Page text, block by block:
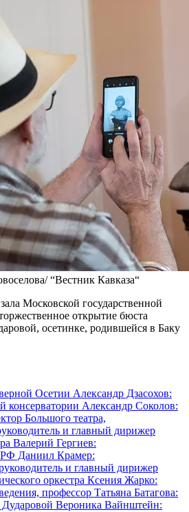
“Вестник Кавказа“
Московской государственной
открытие бюста
осетинке, родившейся в Баку
Осетии Александр Дзасохов:
консерватории Александр Соколов:
Большого театра,
и главный дирижер
Валерий Гергиев:
Даниил Крамер:
и главный дирижер
оркестра Ксения Жарко:
профессор Татьяна Батагова:
Вероника Вайнштейн: